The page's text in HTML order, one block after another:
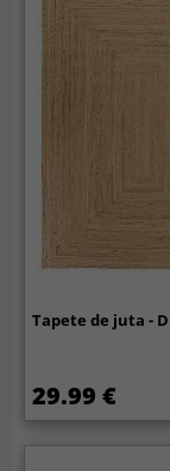
Tapete de juta -
29.99 €